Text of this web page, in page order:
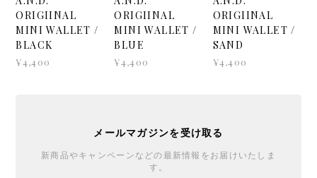
ORIGIINAL
MINI WALLET /
BLACK
¥4,400
ORIGIINAL
MINI WALLET /
BLUE
¥4,400
ORIGIINAL
MINI WALLET /
SAND
¥4,400
メールマガジンを受け取る
新商品やキャンペーンなどの最新情報をお届けいたしま
す。